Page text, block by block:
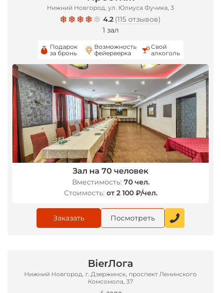
Нижний Новгород, ул. Юлиуса Фучика, 3
4.2 (115 отзывов)
1 зал
Подарок
за бронь
Возможность
фейерверка
Свой
алкоголь
Зал на 70 человек
Вместимость: 70 чел.
Стоимость: от 2 100 ₽/чел.
Заказать Посмотреть
BierЛога
Нижний Новгород, г. Дзержинск, проспект Ленинского
Комсомола, 37
*